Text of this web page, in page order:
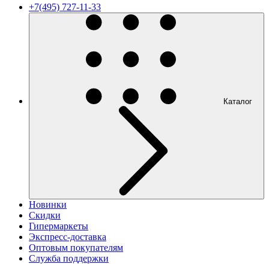
+7(495) 727-11-33
Каталог
Новинки
Скидки
Гипермаркеты
Экспресс-доставка
Оптовым покупателям
Служба поддержки